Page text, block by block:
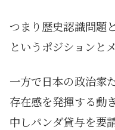
つまり歴史認識問題
というポジションと
一方で日本の政治家
存在感を発揮する動
中しパンダ貸与を要